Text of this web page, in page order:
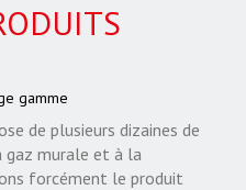
gamme
de plusieurs dizaines de
gaz murale et à la
forcément le produit